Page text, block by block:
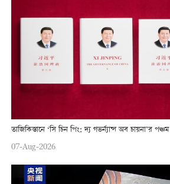
তাজিকিস্তানে ‘সি চিন পিং: দ্য গভর্ন্যান্স অব চায়না’র
07-Aug-2026